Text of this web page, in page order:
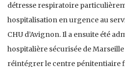
détresse respiratoire
hospitalisation en urgence au
CHU d’Avignon. Il a ensuite été
hospitalière sécurisée de
réintégrer le centre pénitentiaire